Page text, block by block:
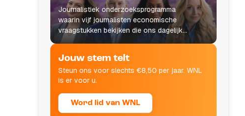
Journalistiek onderzoeksprogramma
waarin vijf journalisten economische
vraagstukken bekijken die ons dagelijks
leven raken.
Jouw stem telt
Steun ons voor slechts €8,50 per jaar. WNL
is er voor u.
Word lid van WNL